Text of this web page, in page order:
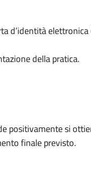
d’identità elettronica
della pratica.
positivamente si
finale previsto.